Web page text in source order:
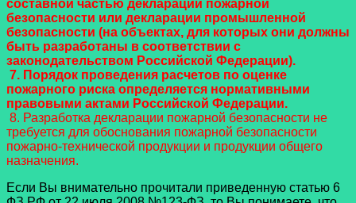
составной частью декларации пожарной
безопасности или декларации промышленной
безопасности (на объектах, для которых они должны
быть разработаны в соответствии с
законодательством Российской Федерации).
7. Порядок проведения расчетов по оценке
пожарного риска определяется нормативными
правовыми актами Российской Федерации.
8. Разработка декларации пожарной безопасности не
требуется для обоснования пожарной безопасности
пожарно-технической продукции и продукции общего
назначения.
Если Вы внимательно прочитали приведенную статью 6